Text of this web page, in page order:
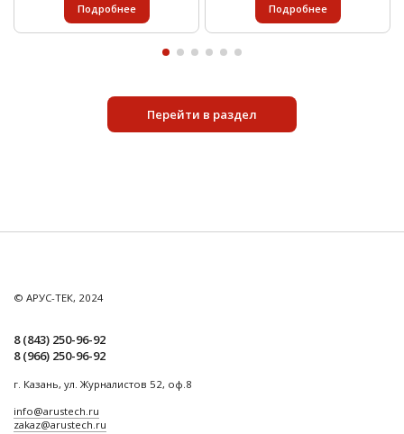
Подробнее Подробнее
Перейти в раздел
© АРУС-ТЕК, 2024
8 (843) 250-96-92
8 (966) 250-96-92
г. Казань, ул. Журналистов 52, оф.8
info@arustech.ru
zakaz@arustech.ru